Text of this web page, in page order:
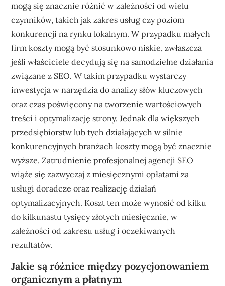
mogą się znacznie różnić w zależności od wielu
czynników, takich jak zakres usług czy poziom
konkurencji na rynku lokalnym. W przypadku małych
firm koszty mogą być stosunkowo niskie, zwłaszcza
jeśli właściciele decydują się na samodzielne działania
związane z SEO. W takim przypadku wystarczy
inwestycja w narzędzia do analizy słów kluczowych
oraz czas poświęcony na tworzenie wartościowych
treści i optymalizację strony. Jednak dla większych
przedsiębiorstw lub tych działających w silnie
konkurencyjnych branżach koszty mogą być znacznie
wyższe. Zatrudnienie profesjonalnej agencji SEO
wiąże się zazwyczaj z miesięcznymi opłatami za
usługi doradcze oraz realizację działań
optymalizacyjnych. Koszt ten może wynosić od kilku
do kilkunastu tysięcy złotych miesięcznie, w
zależności od zakresu usług i oczekiwanych
rezultatów.
Jakie są różnice między pozycjonowaniem
organicznym a płatnym